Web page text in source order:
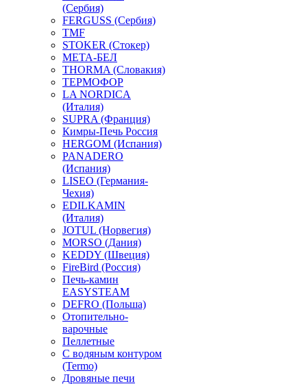
(Сербия)
FERGUSS (Сербия)
TMF
STOKER (Стокер)
МЕТА-БЕЛ
THORMA (Словакия)
ТЕРМОФОР
LA NORDICA
(Италия)
SUPRA (Франция)
Кимры-Печь Россия
HERGOM (Испания)
PANADERO
(Испания)
LISEO (Германия-
Чехия)
EDILKAMIN
(Италия)
JOTUL (Норвегия)
MORSO (Дания)
KEDDY (Швеция)
FireBird (Россия)
Печь-камин
EASYSTEAM
DEFRO (Польша)
Отопительно-
варочные
Пеллетные
С водяным контуром
(Termo)
Дровяные печи